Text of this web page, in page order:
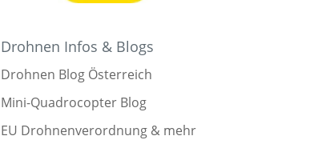
Drohnen Infos & Blogs
Drohnen Blog Österreich
Mini-Quadrocopter Blog
EU Drohnenverordnung & mehr